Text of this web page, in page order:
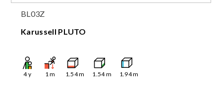
BL03Z
Karussell PLUTO
4y 1m 1.54m 1.54m 1.94m